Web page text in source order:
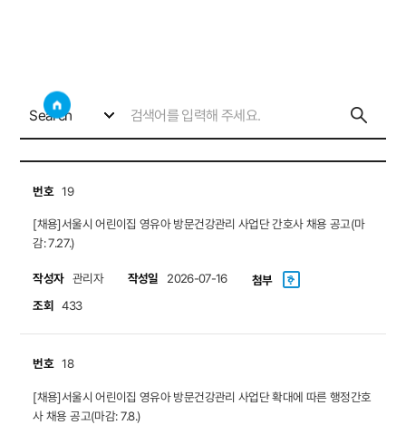
소통게시판
Search
번호 19
[채용]서울시 어린이집 영유아 방문건강관리 사업단 간호사 채용 공고(마
감: 7.27.)
작성자 관리자 작성일 2026-07-16
첨부
조회 433
번호 18
[채용]서울시 어린이집 영유아 방문건강관리 사업단 확대에 따른 행정간호
사 채용 공고(마감: 7.8.)